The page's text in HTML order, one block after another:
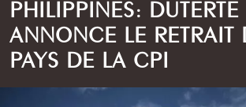
PHILIPPINES: DUTERTE
ANNONCE LE RETRAIT
PAYS DE LA CPI